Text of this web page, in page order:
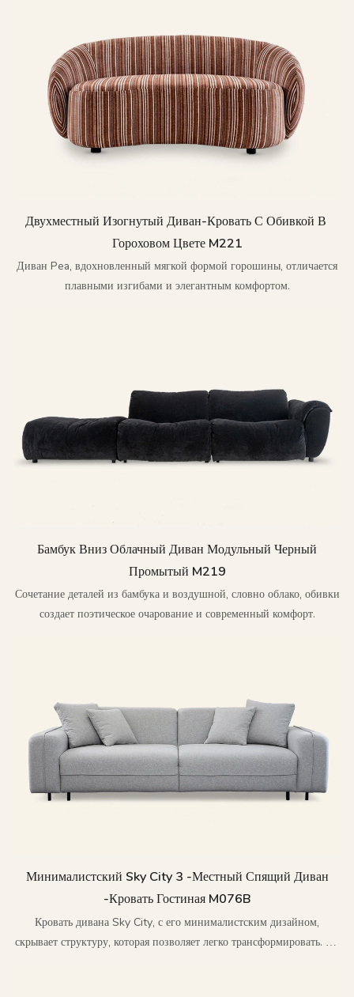
Двухместный Изогнутый Диван-Кровать С Обивкой В ​​
Гороховом Цвете M221
Диван Pea, вдохновленный мягкой формой горошины, отличается
плавными изгибами и элегантным комфортом.
Бамбук Вниз Облачный Диван Модульный Черный
Промытый M219
Сочетание деталей из бамбука и воздушной, словно облако, обивки
создает поэтическое очарование и современный комфорт.
Минималистский Sky City 3 -местный Спящий Диван
-кровать Гостиная M076B
Кровать дивана Sky City, с его минималистским дизайном,
скрывает структуру, которая позволяет легко трансформировать. Он